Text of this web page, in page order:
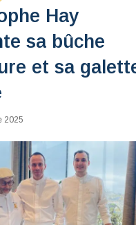
Hay
sa bûche
et sa
2025